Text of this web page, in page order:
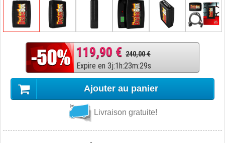
119,90 € 240,00 €
Expire en 3j:1h:23m:28s
Ajouter au panier
Livraison gratuite!